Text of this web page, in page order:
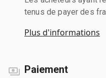
tenus de payer des
Plus d'informations
Paiement